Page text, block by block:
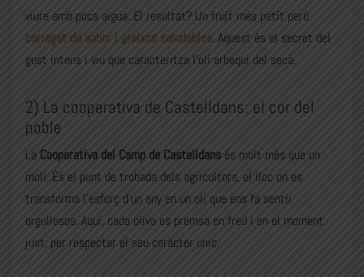
viure amb poca aigua. El resultat? Un fruit més petit però
carregat de sabor i greixos saludables. Aquest és el secret del
gust intens i viu que caracteritza l’oli arbequí del secà.
2) La cooperativa de Castelldans: el cor del
poble
La Cooperativa del Camp de Castelldans és molt més que un
molí. És el punt de trobada dels agricultors, el lloc on es
transforma l’esforç d’un any en un oli que ens fa sentir
orgullosos. Aquí, cada oliva es premsa en fred i en el moment
just, per respectar el seu caràcter únic.